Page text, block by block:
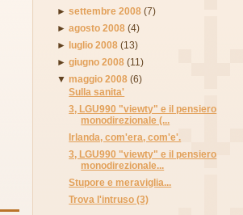
►settembre 2008 (7)
►agosto 2008 (4)
► luglio 2008 (13)
►giugno 2008 (11)
▼maggio 2008 (6)
Sulla sanita'
3, LGU990 "viewty" e il pensiero
monodirezionale (...
Irlanda, com'era, com'e'.
3, LGU990 "viewty" e il pensiero
monodirezionale...
Stupore e meraviglia...
Trova l'intruso (3)